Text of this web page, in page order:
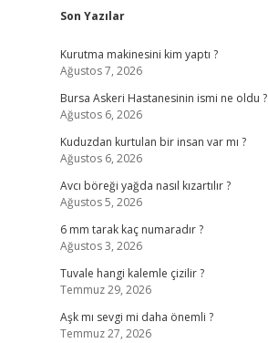
Sidebar
Son Yazılar
Kurutma makinesini kim yaptı ?
Ağustos 7, 2026
Bursa Askeri Hastanesinin ismi ne oldu ?
Ağustos 6, 2026
Kuduzdan kurtulan bir insan var mı ?
Ağustos 6, 2026
Avcı böreği yağda nasıl kızartılır ?
Ağustos 5, 2026
6 mm tarak kaç numaradır ?
Ağustos 3, 2026
Tuvale hangi kalemle çizilir ?
Temmuz 29, 2026
Aşk mı sevgi mi daha önemli ?
Temmuz 27, 2026